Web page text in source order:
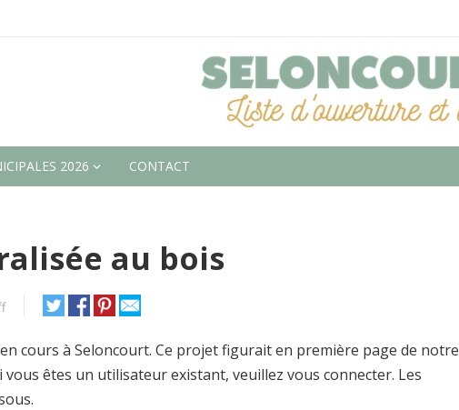
2026 CONTACT
au bois
cours à Seloncourt. Ce projet figurait en première page de notre
êtes un utilisateur existant, veuillez vous connecter. Les